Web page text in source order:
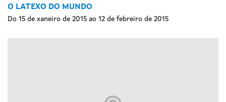
O LATEXO DO MUNDO
Do 15 de xaneiro de 2015 ao 12 de febreiro de 2015